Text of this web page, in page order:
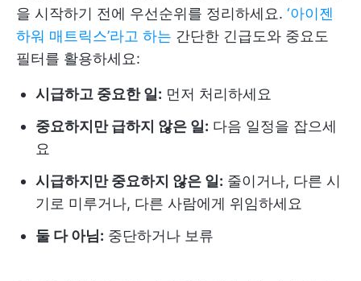
을 시작하기 전에 우선순위를 정리하세요. ‘아이젠
하워 매트릭스’라고 하는 간단한 긴급도와 중요도
필터를 활용하세요:
시급하고 중요한 일: 먼저 처리하세요
중요하지만 급하지 않은 일: 다음 일정을 잡으세
요
시급하지만 중요하지 않은 일: 줄이거나, 다른 시
기로 미루거나, 다른 사람에게 위임하세요
둘 다 아님: 중단하거나 보류